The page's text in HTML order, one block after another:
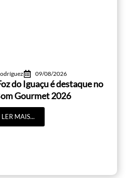
09/08/2026
do Iguaçu é destaque no
Gourmet 2026
LER MAIS...